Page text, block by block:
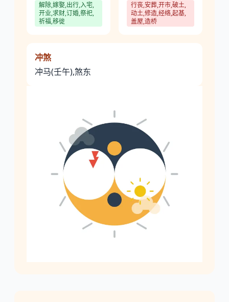
解除,嫁娶,出行,入宅,
开业,求财,订婚,祭祀,
祈福,移徙
行丧,安葬,开市,破土,
动土,修造,经络,起基,
盖屋,造桥
冲煞
冲马(壬午),煞东